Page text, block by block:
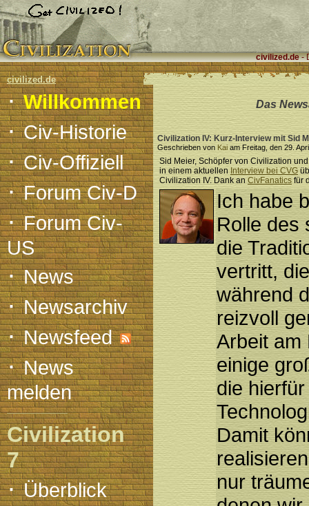
civilized.de-
civilized.de
·Willkommen
·Civ-Historie
·Civ-Offiziell
·Forum Civ-D
·Forum Civ-
US
·News
·Newsarchiv
·Newsfeed
·News
melden
Civilization
7
·Überblick
Das
Civilization IV: Kurz-Interview mit Sid
Geschrieben von Kai am Freitag, den 29.
Sid Meier, Schöpfer von Civilization
in einem aktuellen Interview bei CVG
Civilization IV. Dank anCivFanaticsfür
Ich habe
Rolle des
die
vertritt,
während
reizvoll
Arbeit am
einige
die
Damit
nur